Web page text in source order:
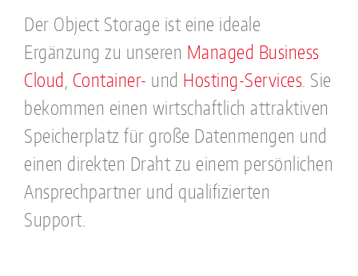
Der Object Storage ist eine ideale
Ergänzung zu unseren Managed Business
Cloud, Container- und Hosting-Services. Sie
bekommen einen wirtschaftlich attraktiven
Speicherplatz für große Datenmengen und
einen direkten Draht zu einem persönlichen
Ansprechpartner und qualifizierten
Support.